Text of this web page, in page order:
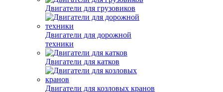
Двигатели для грузовиков
Двигатели для дорожной
техники
Двигатели для катков
Двигатели для козловых кранов